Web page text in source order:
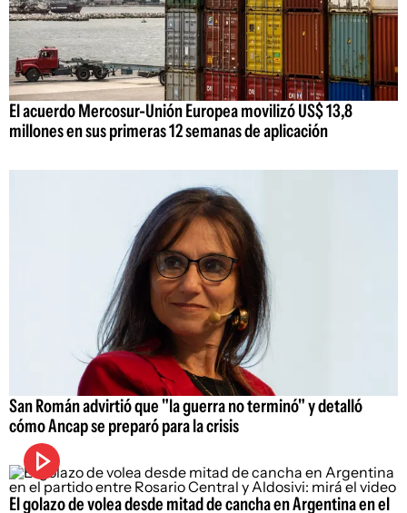
El acuerdo Mercosur-Unión Europea movilizó US$ 13,8
millones en sus primeras 12 semanas de aplicación
San Román advirtió que "la guerra no terminó" y detalló
cómo Ancap se preparó para la crisis
El golazo de volea desde mitad de cancha en Argentina en el